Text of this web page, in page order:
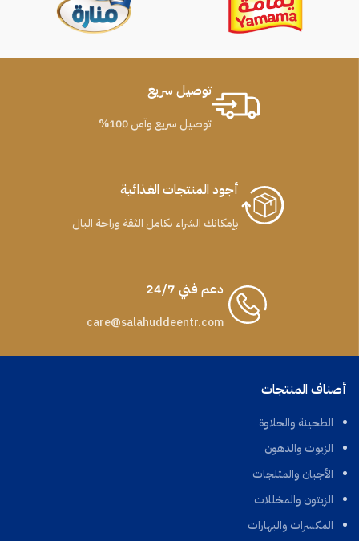
توصيل سريع
توصيل سريع وآمن 100%
أجود المنتجات الغذائية
بإمكانك الشراء بكامل الثقة وراحة البال
دعم فني 24/7
care@salahuddeentr.com
أصناف المنتجات
الطحينة والحلاوة
الزيوت والدهون
الأجبان والمثلجات
الزيتون والمخللات
المكسرات والبهارات